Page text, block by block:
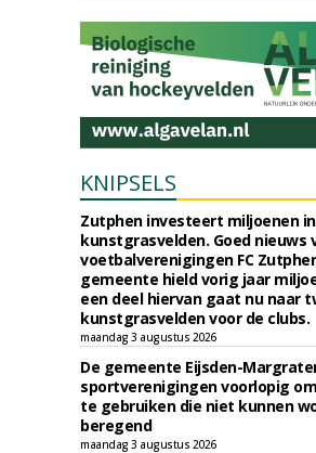
KNIPSELS
Zutphen investeert miljoenen in
kunstgrasvelden. Goed nieuws
voetbalverenigingen FC
gemeente hield vorig jaar
een deel hiervan gaat nu naar
kunstgrasvelden voor de clubs.
maandag 3 augustus 2026
De gemeente Eijsden-
sportverenigingen voorlopig
te gebruiken die niet kunnen
beregend
maandag 3 augustus 2026